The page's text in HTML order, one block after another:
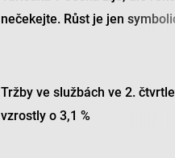
nečekejte. Růst je jen
Tržby ve službách ve 2.
vzrostly o 3,1 %